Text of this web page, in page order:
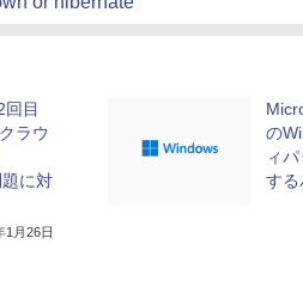
目
ラウ
題に対
1月26日
の
ィ
する